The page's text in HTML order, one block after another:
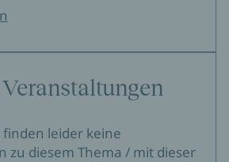
leider keine
zu diesem Thema / mit dieser